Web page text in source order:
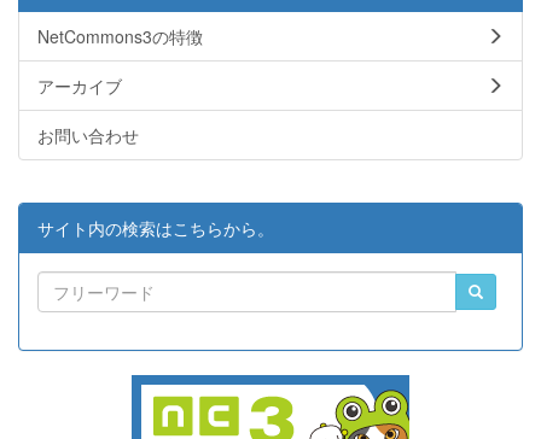
NetCommons3の特徴
アーカイブ
お問い合わせ
サイト内の検索はこちらから。